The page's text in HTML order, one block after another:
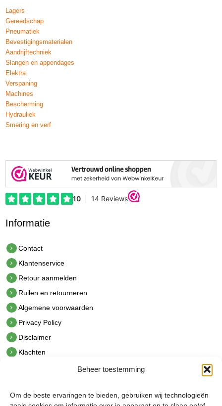
Beheer toestemming
Om de beste ervaringen te bieden, gebruiken wij technologieën
Lagers
Gereedschap
Pneumatiek
Bevestigingsmaterialen
Aandrijftechniek
Slangen en appendages
Elektra
Verspaning
Machines
Bescherming
Hydrauliek
Smering en verf
Informatie
Contact
Klantenservice
Retour aanmelden
Ruilen en retourneren
Algemene voorwaarden
Privacy Policy
Disclaimer
Klachten
hetindustriehuis B.V.
De Hoek 1 1601 MR Enkhuizen